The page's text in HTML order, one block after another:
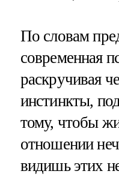
По словам
современная
раскручивая
инстинкты,
тому, чтобы
отношении
видишь этих